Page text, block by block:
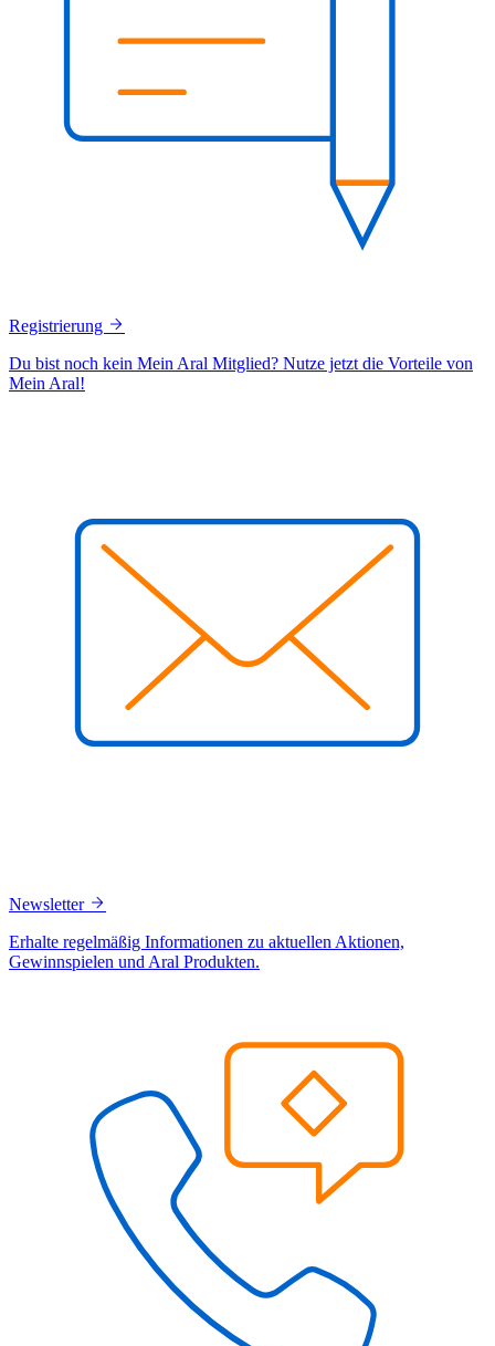
Registrierung
Du bist noch kein Mein Aral Mitglied? Nutze jetzt die Vorteile von
Mein Aral!
Newsletter
Erhalte regelmäßig Informationen zu aktuellen Aktionen,
Gewinnspielen und Aral Produkten.